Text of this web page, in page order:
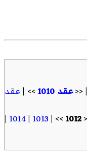
| <<عقد 1010 >> |عقد
|
1012
>> |
1013
|
1014
|